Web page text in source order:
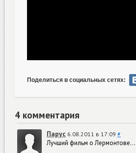
Поделиться в социальных сетях:
4 комментария
Парус 6.08.2011 в 17:09 #
Лучший фильм о Лермонтове...